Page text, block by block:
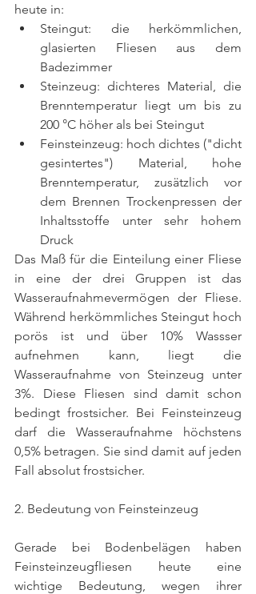
heute in:
Steingut: die herkömmlichen,
glasierten Fliesen aus dem
Badezimmer
Steinzeug: dichteres Material, die
Brenntemperatur liegt um bis zu
200 °C höher als bei Steingut
Feinsteinzeug: hoch dichtes ("dicht
gesintertes") Material, hohe
Brenntemperatur, zusätzlich vor
dem Brennen Trockenpressen der
Inhaltsstoffe unter sehr hohem
Druck
Das Maß für die Einteilung einer Fliese
in eine der drei Gruppen ist das
Wasseraufnahmevermögen der Fliese.
Während herkömmliches Steingut hoch
porös ist und über 10% Wassser
aufnehmen kann, liegt die
Wasseraufnahme von Steinzeug unter
3%. Diese Fliesen sind damit schon
bedingt frostsicher. Bei Feinsteinzeug
darf die Wasseraufnahme höchstens
0,5% betragen. Sie sind damit auf jeden
Fall absolut frostsicher.
2. Bedeutung von Feinsteinzeug
Gerade bei Bodenbelägen haben
Feinsteinzeugfliesen heute eine
wichtige Bedeutung, wegen ihrer